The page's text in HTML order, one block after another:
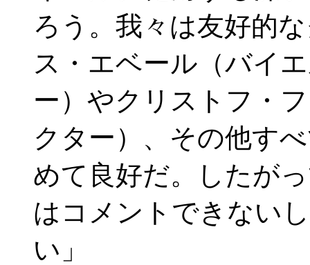
ろう。我々は友好的
ス・エベール（バイ
ー）やクリストフ・
クター）、その他す
めて良好だ。したが
はコメントできない
い」